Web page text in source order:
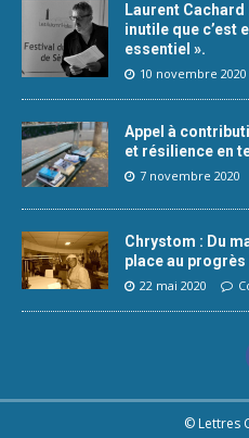
Laurent Cachard
inutile que c’est
essentiel ».
10 novembre 2020
Appel à
et résilience en
7 novembre 2020
Chrystom : Du
place au progrès
22 mai 2020
© Lettres